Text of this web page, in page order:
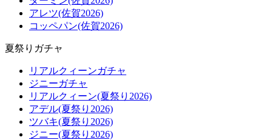
アレツ(佐賀2026)
コッペパン(佐賀2026)
夏祭りガチャ
リアルクィーンガチャ
ジニーガチャ
リアルクィーン(夏祭り2026)
アデル(夏祭り2026)
ツバキ(夏祭り2026)
ジニー(夏祭り2026)